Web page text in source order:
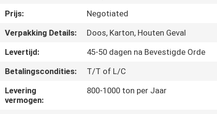
CONTACTEER
ONS
OM EEN
CITAAT
Prijs:
Negotiated
Verpakking Details:
Doos, Karton, Houten Geval
Levertijd:
45-50 dagen na Bevestigde Orde
Betalingscondities:
T/T of L/C
Levering
vermogen:
800-1000 ton per Jaar